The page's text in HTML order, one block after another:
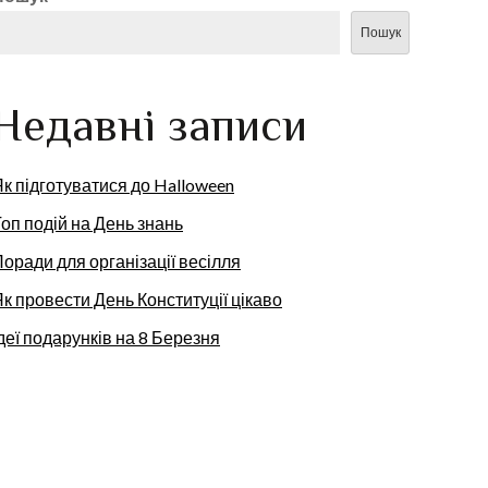
Пошук
записи
підготуватися до Halloween
подій на День знань
для організації весілля
провести День Конституції цікаво
подарунків на 8 Березня